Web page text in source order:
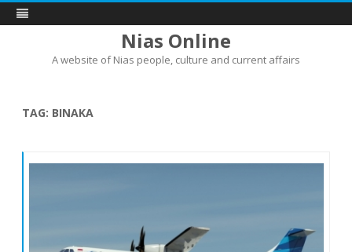
Nias Online
A website of Nias people, culture and current affairs
TAG: BINAKA